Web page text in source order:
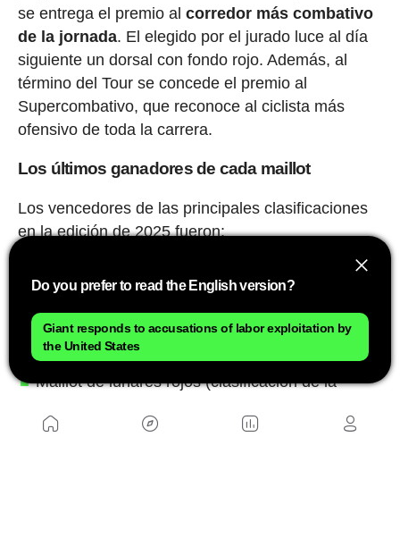
se entrega el premio al corredor más combativo
de la jornada. El elegido por el jurado luce al día
siguiente un dorsal con fondo rojo. Además, al
término del Tour se concede el premio al
Supercombativo, que reconoce al ciclista más
ofensivo de toda la carrera.
Los últimos ganadores de cada maillot
Los vencedores de las principales clasificaciones
en la edición de 2025 fueron:
Pogacar
Maillot verde (clasificación por puntos):
Jonathan Milan
Maillot de lunares rojos (clasificación de la
Maillot blanco (mejor joven): Remco Evenepoel
Do you prefer to read the English version?
Giant responds to accusations of labor exploitation by
the United States